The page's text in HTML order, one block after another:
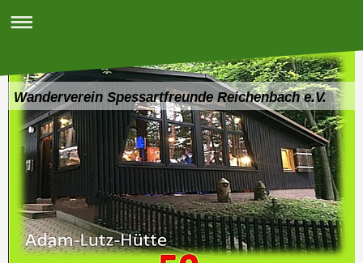
Wanderverein Spessartfreunde Reichenbach e.V.